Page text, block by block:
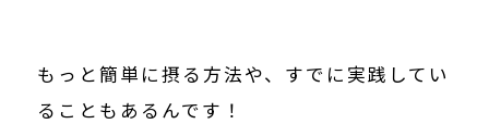
もっと簡単に摂る方法や、すでに実践してい
ることもあるんです！